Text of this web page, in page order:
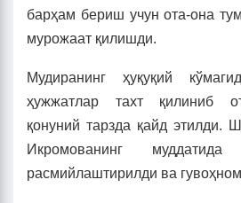
барҳам бериш учун ота-она
мурожаат қилишди.
Мудиранинг ҳуқуқий
ҳужжатлар тахт қилиниб
қонуний тарзда қайд этилди.
Икромованинг
расмийлаштирилди ва